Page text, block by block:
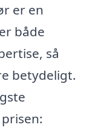
er en
både
så
betydeligt.